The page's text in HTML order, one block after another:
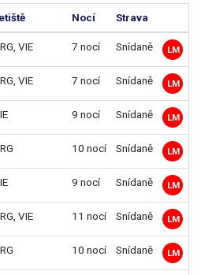
Nocí Strava
, VIE 7 nocí Snídaně LM
, VIE 7 nocí Snídaně LM
9 nocí Snídaně LM
10 nocí Snídaně LM
9 nocí Snídaně LM
, VIE 11 nocí Snídaně LM
10 nocí Snídaně LM